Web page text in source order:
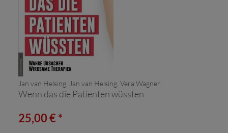
Jan van Helsing, Jan van Helsing, Vera Wagner:
Wenn das die Patienten wüssten
25,00 € *